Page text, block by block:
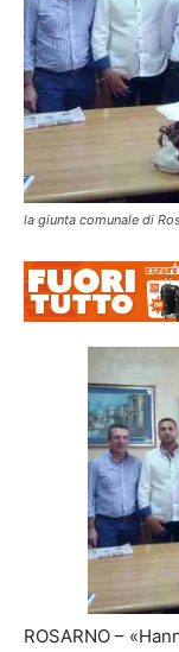
la giunta comunale di
ROSARNO –